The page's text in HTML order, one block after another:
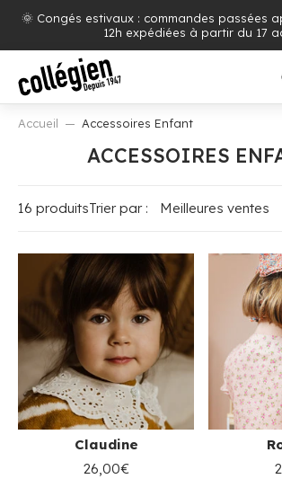
🌞 Congés estivaux : commandes passées
12h expédiées à partir du 17
Accueil Accessoires Enfant
ACCESSOIRES
16 produitsTrier par :
Claudine
26,00€